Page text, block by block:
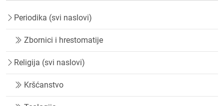
Periodika (svi naslovi)
Zbornici i hrestomatije
Religija (svi naslovi)
Kršćanstvo